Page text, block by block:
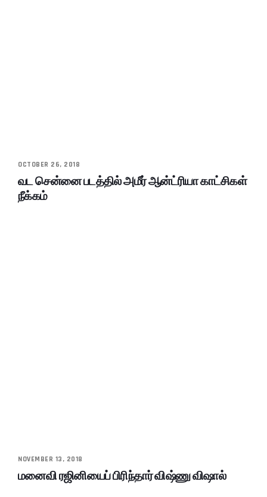
OCTOBER 26, 2018
வட சென்னை படத்தில் அமீர் ஆன்ட்ரியா காட்சிகள்
நீக்கம்
NOVEMBER 13, 2018
மனைவி ரஜினியைப் பிரிந்தார் விஷ்ணு விஷால்